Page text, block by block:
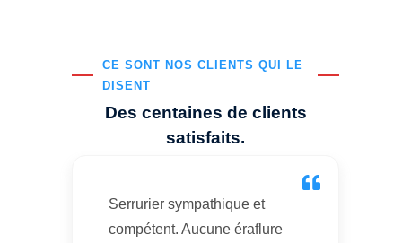
CE SONT NOS CLIENTS QUI LE
DISENT
Des centaines de clients
satisfaits.
Serrurier sympathique et
compétent. Aucune éraflure